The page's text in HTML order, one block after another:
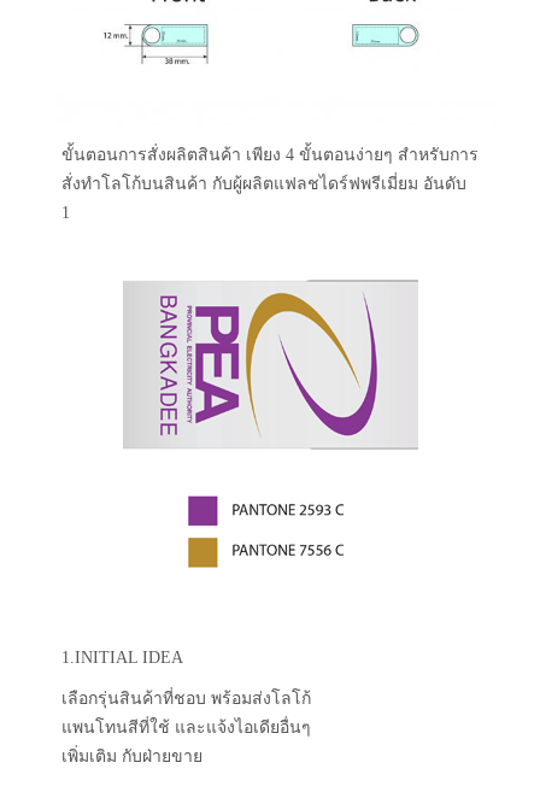
ขั้นตอนการสั่งผลิตสินค้า เพียง 4 ขั้นตอนง่ายๆ สำหรับการ
สั่งทำโลโก้บนสินค้า กับผู้ผลิตแฟลชไดร์ฟพรีเมี่ยม อันดับ
1
1.INITIAL IDEA
เลือกรุ่นสินค้าที่ชอบ พร้อมส่งโลโก้
แพนโทนสีที่ใช้ และแจ้งไอเดียอื่นๆ
เพิ่มเติม กับฝ่ายขาย